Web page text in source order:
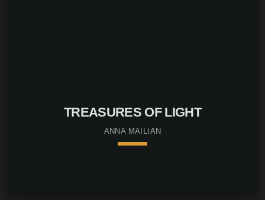
TREASURES OF LIGHT
ANNA MAILIAN